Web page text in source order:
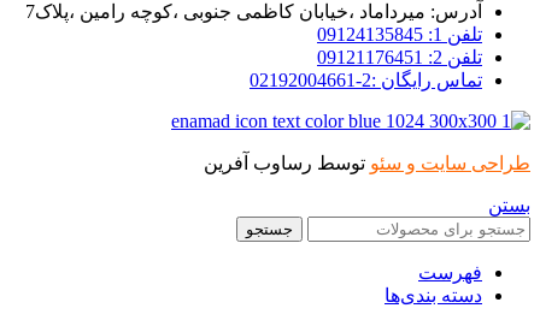
آدرس: میرداماد ،خیابان کاظمی جنوبی ،کوچه رامین ،پلاک7
تلفن 1: 09124135845
تلفن 2: 09121176451
تماس رایگان :2-02192004661
طراحی سایت و سئو توسط رساوب آفرین
بستن
جستجو
فهرست
دسته بندی‌ها